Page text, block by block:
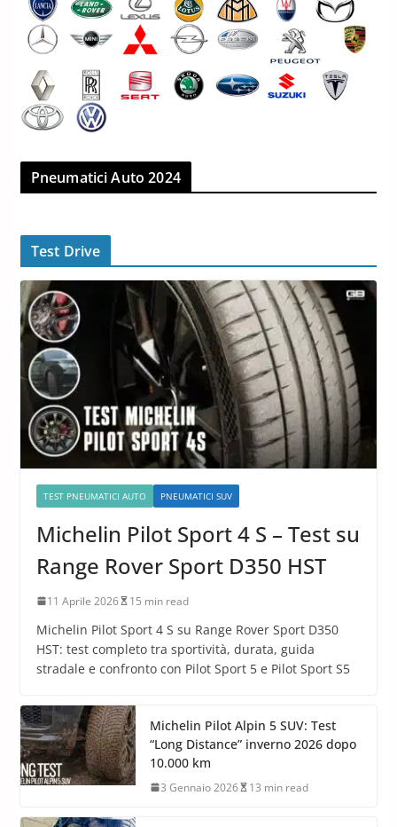
Pneumatici Auto 2024
Test Drive
TEST PNEUMATICI AUTO PNEUMATICI SUV
Michelin Pilot Sport 4 S – Test su
Range Rover Sport D350 HST
11 Aprile 2026 15 min read
Michelin Pilot Sport 4 S su Range Rover Sport D350
HST: test completo tra sportività, durata, guida
stradale e confronto con Pilot Sport 5 e Pilot Sport S5
Michelin Pilot Alpin 5 SUV: Test
“Long Distance” inverno 2026 dopo
10.000 km
3 Gennaio 2026 13 min read